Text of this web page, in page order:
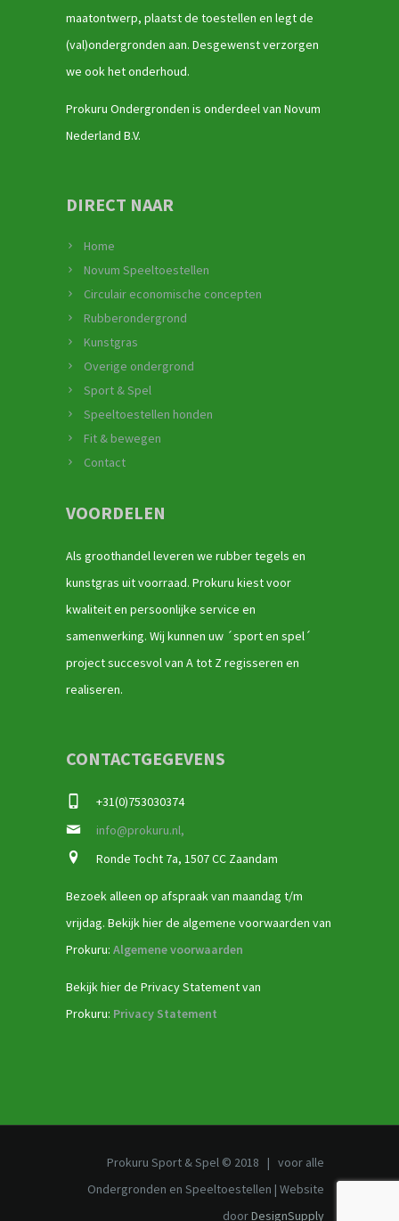
maatontwerp, plaatst de toestellen en legt de
(val)ondergronden aan. Desgewenst verzorgen
we ook het onderhoud.
Prokuru Ondergronden is onderdeel van Novum
Nederland B.V.
DIRECT NAAR
Home
Novum Speeltoestellen
Circulair economische concepten
Rubberondergrond
Kunstgras
Overige ondergrond
Sport & Spel
Speeltoestellen honden
Fit & bewegen
Contact
VOORDELEN
Als groothandel leveren we rubber tegels en
kunstgras uit voorraad. Prokuru kiest voor
kwaliteit en persoonlijke service en
samenwerking. Wij kunnen uw ´sport en spel´
project succesvol van A tot Z regisseren en
realiseren.
CONTACTGEGEVENS
+31(0)753030374
info@prokuru.nl,
Ronde Tocht 7a, 1507 CC Zaandam
Bezoek alleen op afspraak van maandag t/m
vrijdag. Bekijk hier de algemene voorwaarden van
Prokuru: Algemene voorwaarden
Bekijk hier de Privacy Statement van
Prokuru: Privacy Statement
Prokuru Sport & Spel © 2018 | voor alle
Ondergronden en Speeltoestellen | Website
doorDesignSupply